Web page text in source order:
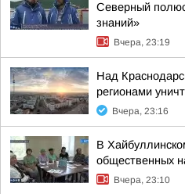
Северный
знаний»
Вчера, 23:19
Над
регионами
Вчера, 23:16
В
общественных
Вчера, 23:10